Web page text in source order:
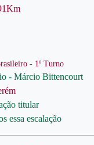
- 1º Turno
- Márcio Bittencourt
titular
essa escalação